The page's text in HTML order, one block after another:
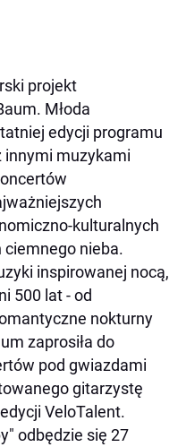
projekt
Młoda
edycji programu
innymi muzykami
kulturalnych
nieba.
inspirowanej nocą,
500 lat - od
nokturny
zaprosiła do
pod gwiazdami
gitarzystę
VeloTalent.
odbędzie się 27